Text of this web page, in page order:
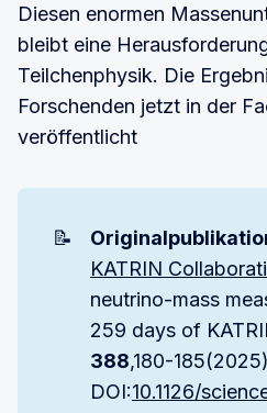
Diesen enormen
bleibt eine
Teilchenphysik. Die
Forschenden jetzt in der
veröffentlicht
📝
KATRIN
neutrino-mass
259 days of
388,180-
DOI:10.1126/